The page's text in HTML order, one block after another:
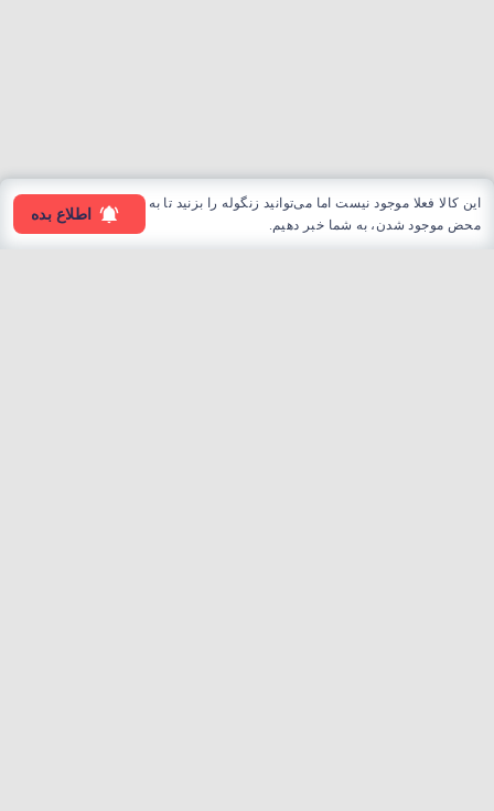
این کالا فعلا موجود نیست اما می‌توانید زنگوله را بزنید تا به
محض موجود شدن، به شما خبر دهیم.
اطلاع بده